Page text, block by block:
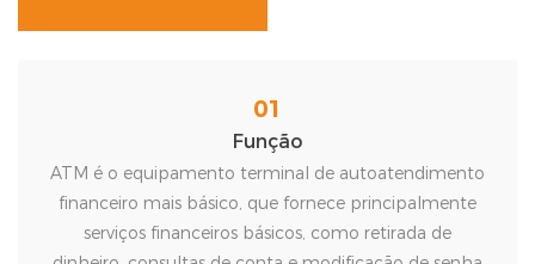
01
Função
ATM é o equipamento terminal de autoatendimento
financeiro mais básico, que fornece principalmente
serviços financeiros básicos, como retirada de